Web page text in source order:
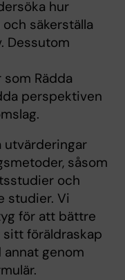
hur
säkerställa
Dessutom
Rädda
perspektiven
utvärderingar
såsom
och
studier. Vi
för att bättre
föräldraskap
annat genom